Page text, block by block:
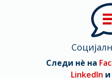
Следи нè на
LinkedIn и